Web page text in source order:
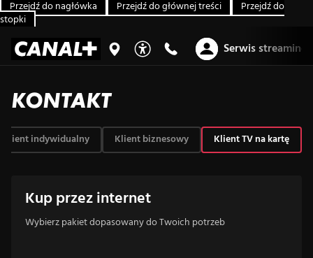
Przejdź do nagłówka Przejdź do głównej treści
Przejdź do
stopki
Serwis
KONTAKT
Klient indywidualny Klient biznesowy Klient TV na kartę
Kup przez internet
Wybierz pakiet dopasowany do Twoich potrzeb